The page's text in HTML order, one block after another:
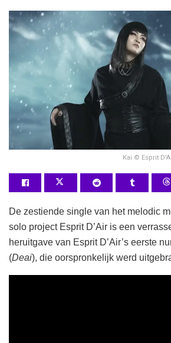
Kai © Esprit
De zestiende single van het melodic
solo project Esprit D’Air is een
heruitgave van Esprit D’Air’s eerste
(Deai), die oorspronkelijk werd